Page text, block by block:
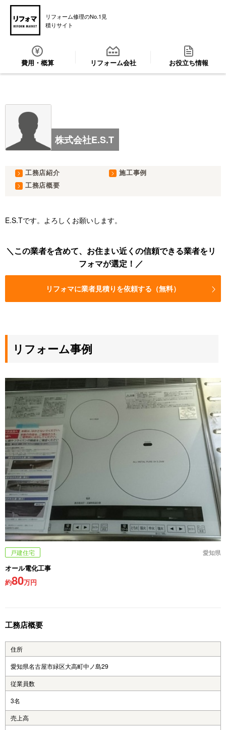
リフォーム修理のNo.1見
積りサイト
費用・概算 リフォーム会社 お役立ち情報
株式会社E.S.T
工務店紹介
施工事例
工務店概要
E.S.Tです。よろしくお願いします。
この業者を含めて、お住まい近くの信頼できる業者をリ
フォマが選定！
リフォマに業者見積りを依頼する（無料）
リフォーム事例
戸建住宅 愛知県
オール電化工事
約80万円
工務店概要
住所
愛知県名古屋市緑区大高町中ノ島29
従業員数
3名
売上高